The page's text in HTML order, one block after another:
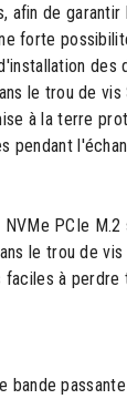
afin de garantir
forte
des
le trou de vis
à la terre
pendant
PCIe M.2
le trou de vis
à
bande